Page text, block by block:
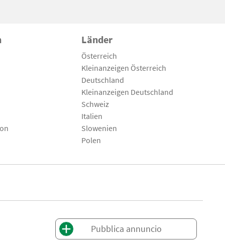
Länder
Österreich
Kleinanzeigen Österreich
Deutschland
Kleinanzeigen Deutschland
Schweiz
Italien
Slowenien
Polen
Pubblica annuncio